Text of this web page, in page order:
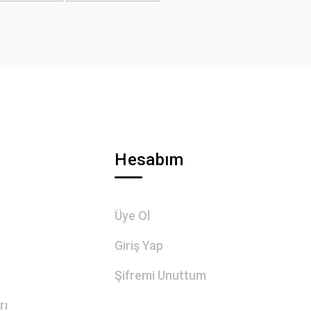
Hesabım
Üye Ol
Giriş Yap
Şifremi Unuttum